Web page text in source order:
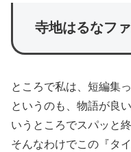
寺地はるなフ
ところで私は、短編集
というのも、物語が良
いうところでスパッと
そんなわけでこの『タ